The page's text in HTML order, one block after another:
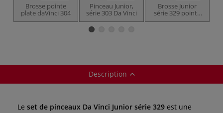
Brosse pointe
plate daVinci 304
Pinceau Junior,
série 303 Da Vinci
Brosse Junior
série 329 pointe
plate Da Vinci
Description
Le set de pinceaux Da Vinci Junior série 329 est une